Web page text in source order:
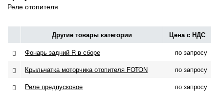
Реле отопителя
Другие товары категории Цена с НДС
Фонарь задний R в сборе
по запросу
Крыльчатка моторчика отопителя FOTON
по запросу
Реле предпусковое
по запросу